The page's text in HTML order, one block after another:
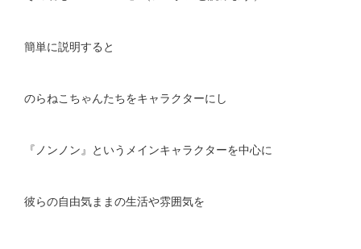
簡単に説明すると
のらねこちゃんたちをキャラクターにし
『ノンノン』というメインキャラクターを中心に
彼らの自由気ままの生活や雰囲気を